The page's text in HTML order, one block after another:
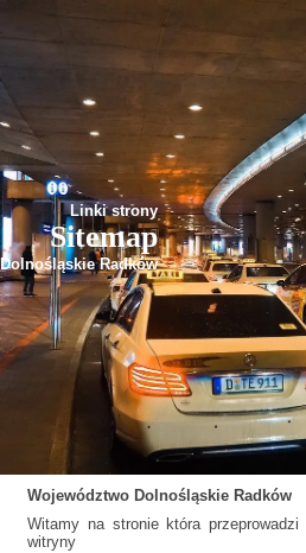
Linki strony
Sitemap
Dolnośląskie Radków
Województwo Dolnośląskie Radków
Witamy na stronie która
witryny